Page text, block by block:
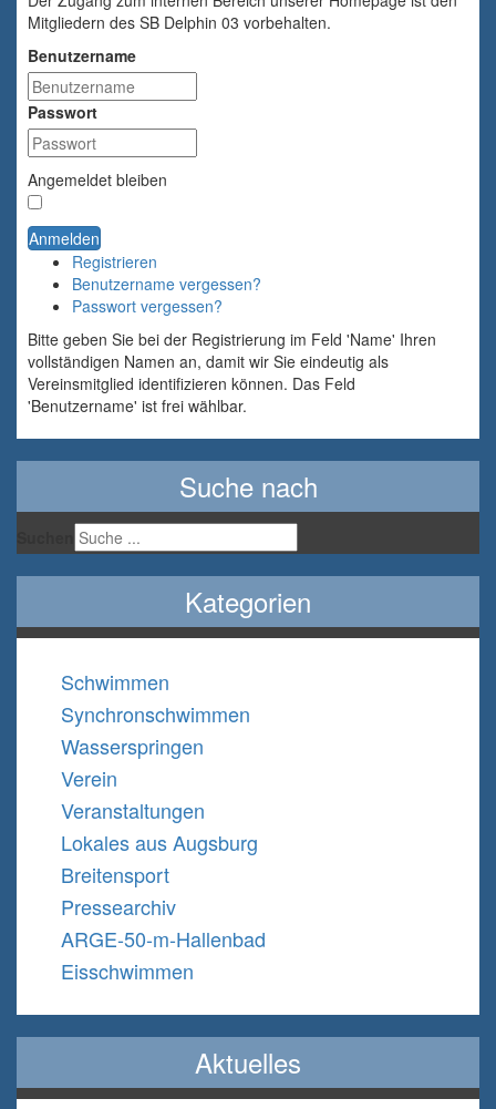
Mitgliedern des SB Delphin 03 vorbehalten.
Benutzername
Passwort
Angemeldet bleiben
Anmelden
Registrieren
Benutzername vergessen?
Passwort vergessen?
Bitte geben Sie bei der Registrierung im Feld 'Name' Ihren
vollständigen Namen an, damit wir Sie eindeutig als
Vereinsmitglied identifizieren können. Das Feld
'Benutzername' ist frei wählbar.
Suche nach
Kategorien
Schwimmen
Synchronschwimmen
Wasserspringen
Verein
Veranstaltungen
Lokales aus Augsburg
Breitensport
Pressearchiv
ARGE-50-m-Hallenbad
Eisschwimmen
Aktuelles